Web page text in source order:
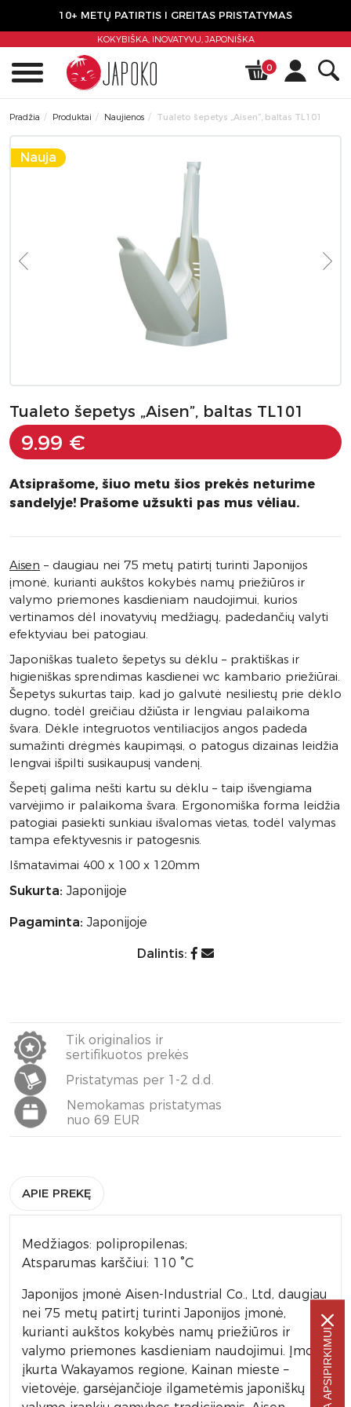
10+ METŲ PATIRTIS I GREITAS PRISTATYMAS
KOKYBIŠKA, INOVATYVU,JAPONIŠKA
0
Pradžia Produktai Naujienos Tualeto šepetys „Aisen”, baltas TL101
Nauja
Tualeto šepetys „Aisen”, baltas TL101
9.99 €
Atsiprašome, šiuo metu šios prekės neturime
sandelyje! Prašome užsukti pas mus vėliau.
Aisen – daugiau nei 75 metų patirtį turinti Japonijos
įmonė, kurianti aukštos kokybės namų priežiūros ir
valymo priemones kasdieniam naudojimui, kurios
vertinamos dėl inovatyvių medžiagų, padedančių valyti
efektyviau bei patogiau.
Japoniškas tualeto šepetys su dėklu – praktiškas ir
higieniškas sprendimas kasdienei wc kambario priežiūrai.
Šepetys sukurtas taip, kad jo galvutė nesiliestų prie dėklo
dugno, todėl greičiau džiūsta ir lengviau palaikoma
švara. Dėkle integruotos ventiliacijos angos padeda
sumažinti drėgmės kaupimąsi, o patogus dizainas leidžia
lengvai išpilti susikaupusį vandenį.
Šepetį galima nešti kartu su dėklu – taip išvengiama
varvėjimo ir palaikoma švara. Ergonomiška forma leidžia
patogiai pasiekti sunkiau išvalomas vietas, todėl valymas
tampa efektyvesnis ir patogesnis.
Išmatavimai 400 x 100 x 120mm
Sukurta: Japonijoje
Pagaminta: Japonijoje
Dalintis:
Tik originalios ir
sertifikuotos prekės
Pristatymas per 1-2 d.d.
Nemokamas pristatymas
nuo 69 EUR
APIE PREKĘ
Medžiagos: polipropilenas;
Atsparumas karščiui: 110 °C
Japonijos įmonė Aisen-Industrial Co., Ltd, daugiau
nei 75 metų patirtį turinti Japonijos įmonė,
kurianti aukštos kokybės namų priežiūros ir
valymo priemones kasdieniam naudojimui. Įmonė
įkurta Wakayamos regione, Kainan mieste –
vietovėje, garsėjančioje ilgametėmis japoniškų